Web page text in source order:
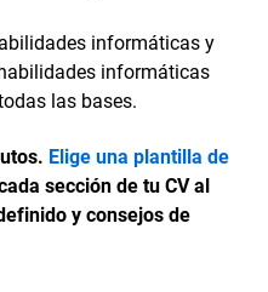
informáticas y
informáticas
las bases.
Elige una plantilla de
sección de tu CV al
y consejos de